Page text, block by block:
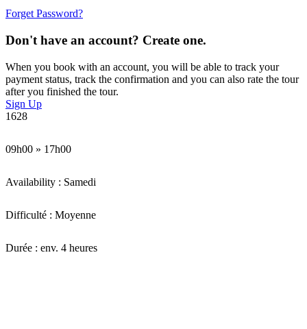
Forget Password?
Don't have an account? Create one.
When you book with an account, you will be able to track your
payment status, track the confirmation and you can also rate the tour
after you finished the tour.
Sign Up
1628
09h00 » 17h00
Availability : Samedi
Difficulté : Moyenne
Durée : env. 4 heures